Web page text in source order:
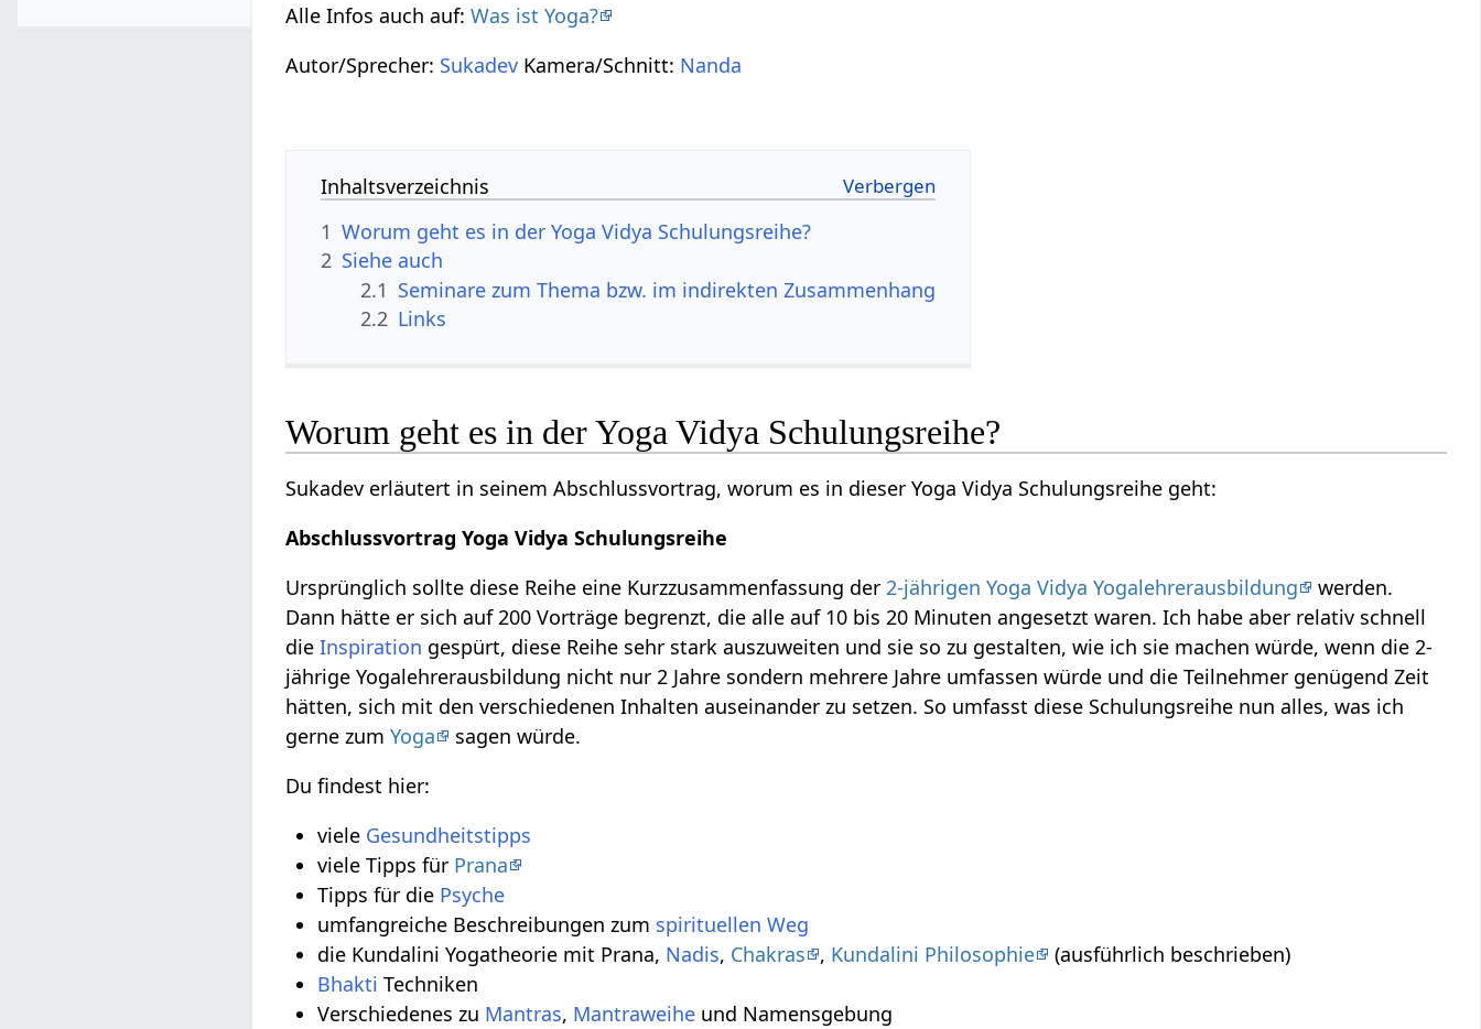
Alle Infos auch auf:Was ist Yoga?
Autor/Sprecher: Sukadev Kamera/Schnitt: Nanda
Inhaltsverzeichnis
1 Worum geht es in der Yoga Vidya Schulungsreihe?
2 Siehe auch
2.1 Seminare zum Thema bzw. im indirekten Zusammenhang
2.2 Links
Worum geht es in der Yoga Vidya Schulungsreihe?
Sukadev erläutert in seinem Abschlussvortrag, worum es in dieser Yoga Vidya Schulungsreihe geht:
Abschlussvortrag Yoga Vidya Schulungsreihe
Ursprünglich sollte diese Reihe eine Kurzzusammenfassung der2-jährigen Yoga Vidya Yogalehrerausbildung
werden.
Dann hätte er sich auf 200 Vorträge begrenzt, die alle auf 10 bis 20 Minuten angesetzt waren. Ich habe aber relativ schnell
dieInspiration gespürt, diese Reihe sehr stark auszuweiten und sie so zu gestalten, wie ich sie machen würde, wenn die 2-
jährige Yogalehrerausbildung nicht nur 2 Jahre sondern mehrere Jahre umfassen würde und die Teilnehmer genügend Zeit
hätten, sich mit den verschiedenen Inhalten auseinander zu setzen. So umfasst diese Schulungsreihe nun alles, was ich
gerne zumYoga
sagen würde.
Du findest hier:
viele Gesundheitstipps
viele Tipps für Prana
Tipps für die Psyche
umfangreiche Beschreibungen zum spirituellen Weg
die Kundalini Yogatheorie mit Prana, Nadis, Chakras , Kundalini Philosophie
(ausführlich beschrieben)
Bhakti Techniken
Verschiedenes zu Mantras, Mantraweihe und Namensgebung